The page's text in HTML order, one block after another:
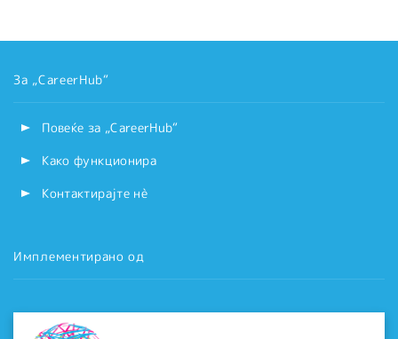
За „CareerHub“
Повеќе за „CareerHub“
Како функционира
Контактирајте нѐ
Имплементирано од